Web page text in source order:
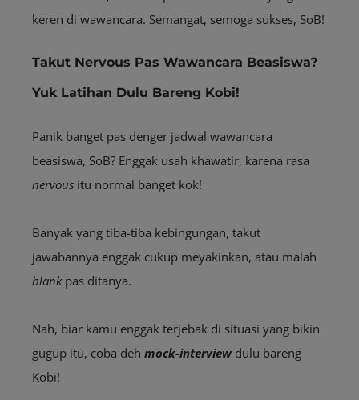
keren di wawancara. Semangat, semoga sukses, SoB!
Takut Nervous Pas Wawancara Beasiswa?
Yuk Latihan Dulu Bareng Kobi!
Panik banget pas denger jadwal wawancara
beasiswa, SoB? Enggak usah khawatir, karena rasa
nervous itu normal banget kok!
Banyak yang tiba-tiba kebingungan, takut
jawabannya enggak cukup meyakinkan, atau malah
blank pas ditanya.
Nah, biar kamu enggak terjebak di situasi yang bikin
gugup itu, coba deh mock-interview dulu bareng
Kobi!